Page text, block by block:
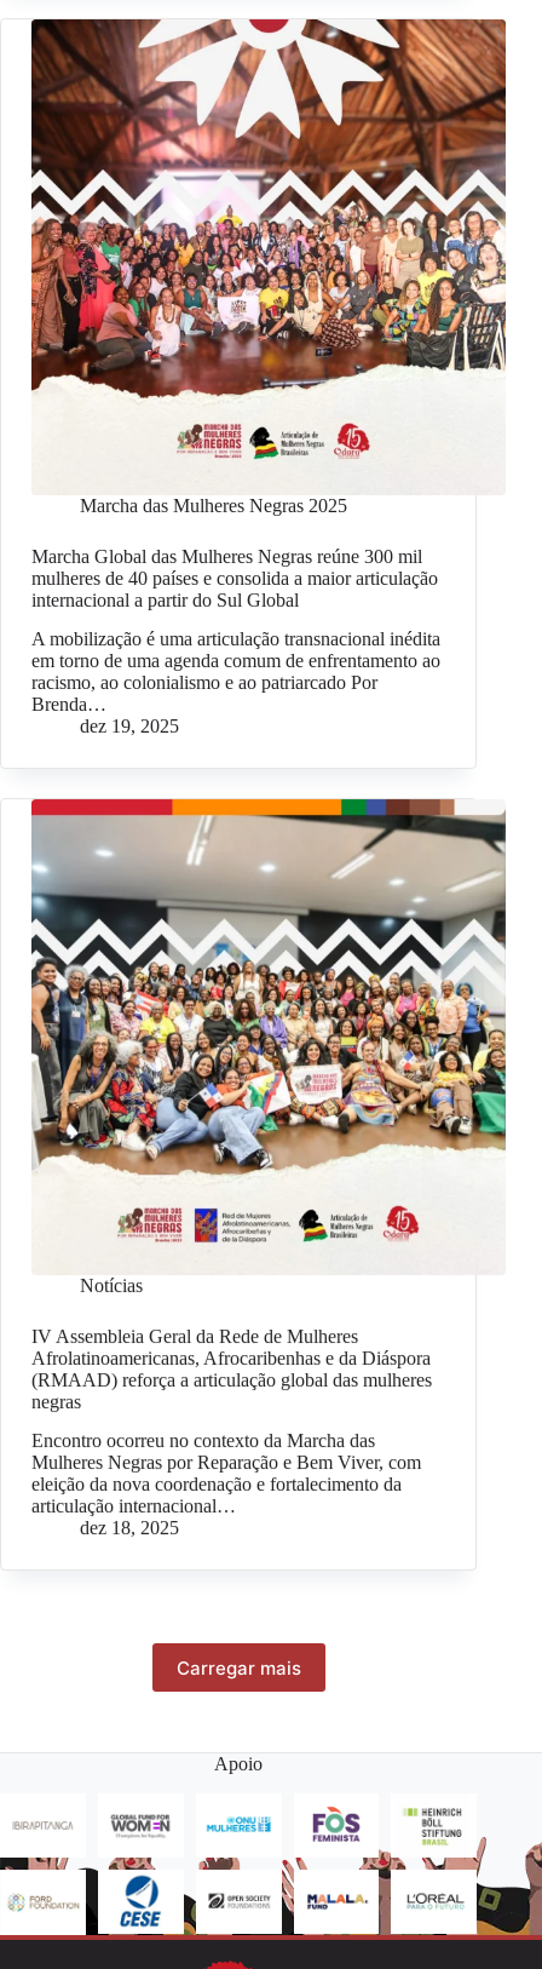
Marcha das Mulheres Negras 2025
Marcha Global das Mulheres Negras reúne 300 mil
mulheres de 40 países e consolida a maior articulação
internacional a partir do Sul Global
A mobilização é uma articulação transnacional inédita
em torno de uma agenda comum de enfrentamento ao
racismo, ao colonialismo e ao patriarcado Por
Brenda…
dez 19, 2025
Notícias
IV Assembleia Geral da Rede de Mulheres
Afrolatinoamericanas, Afrocaribenhas e da Diáspora
(RMAAD) reforça a articulação global das mulheres
negras
Encontro ocorreu no contexto da Marcha das
Mulheres Negras por Reparação e Bem Viver, com
eleição da nova coordenação e fortalecimento da
articulação internacional…
dez 18, 2025
Carregar mais
Apoio